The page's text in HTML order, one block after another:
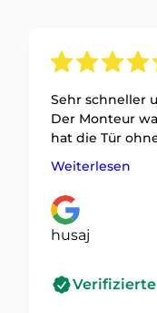
Sehr schneller
Der Monteur
hat die Tür
fair und wurde
Absolut
Weiterlesen
husaj